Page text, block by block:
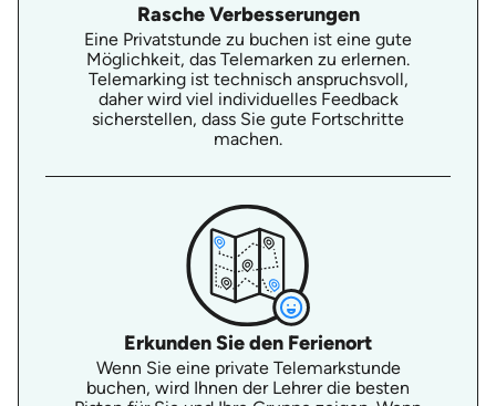
Rasche Verbesserungen
Eine Privatstunde zu buchen ist eine gute
Möglichkeit, das Telemarken zu erlernen.
Telemarking ist technisch anspruchsvoll,
daher wird viel individuelles Feedback
sicherstellen, dass Sie gute Fortschritte
machen.
Erkunden Sie den Ferienort
Wenn Sie eine private Telemarkstunde
buchen, wird Ihnen der Lehrer die besten